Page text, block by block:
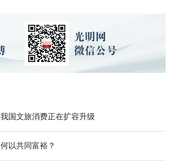
我国文旅消费正在扩容升级
何以共同富裕？